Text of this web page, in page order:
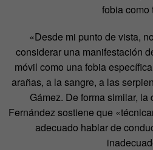
fobia como
«Desde mi punto de vista,
considerar una manifestación
móvil como una fobia
arañas, a la sangre, a las
Gámez. De forma similar,
Fernández sostiene que
adecuado hablar de